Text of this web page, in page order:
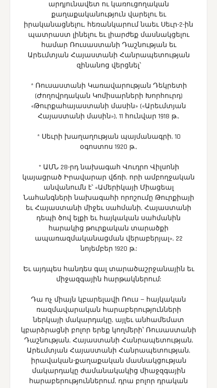
արդյունավետ ու կառուցողական
քաղաքականություն վարելու եւ
իրականացնելու, հեռանկարում նաեւ Սեւր-2-ին
պատրաստ լինելու եւ լիարժեք մասնակցելու
համար Ռուսաստանի Դաշնության եւ
Արեւմտյան Հայաստանի Հանրապետության
զինանոց վերցնել՝
* Ռուսաստանի Կառավարության Դեկրետի
(Ժողովրդական Կոմիսարների Խորհուրդ)
«Թուրքահայաստանի մասին» («Արեւմտյան
Հայաստանի մասին»), 11 հունվար 1918 թ.,
* Սեւրի խաղաղության պայմանագրի, 10
օգոստոս 1920 թ.,
* ԱՄՆ 28-րդ նախագահ Վուդրո Վիլսոնի
կայացրած Իրավարար վճռի, որի ամբողջական
անվանումն է՝ «Ամերիկայի Միացեալ
Նահանգների նախագահի որոշումը Թուրքիայի
եւ Հայաստանի միջեւ սահմանի, Հայաստանի
դեպի ծով ելքի եւ հայկական սահմանին
հարակից թուրքական տարածքի
ապառազմականացման վերաբերյալ», 22
նոյեմբեր 1920 թ.:
Եւ այդպես հանդես գալ տարածաշրջանային եւ
միջազգային հարթակներում:
Դա ոչ միայն կբարելավի Ռուս — հայկական
ռազմավարական հարաբերությունների
ներկայի մակարդակը, այլեւ անհամեմատ
կբարձրացնի բոլոր երեք կողմերի՝ Ռուսաստանի
Դաշնության, Հայաստանի Հանրապետության,
Արեւմտյան Հայաստանի Հանրապետության,
իրավական-քաղաքական մասնակցության
մակարդակը ժամանակակից միաջզգային
հարաբերություններում, դրա բոլոր դրական